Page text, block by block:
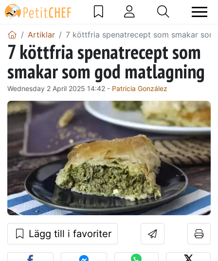
Artiklar 7 köttfria spenatrecept som smakar
7 köttfria spenatrecept som
smakar som god matlagning
Wednesday 2 April 2025 14:42 - Patricia González
Lägg till i favoriter